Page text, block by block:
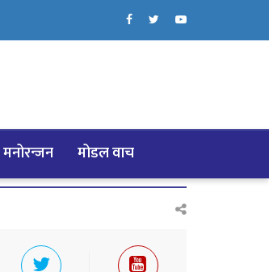
मनोरन्जन मोडल वाच